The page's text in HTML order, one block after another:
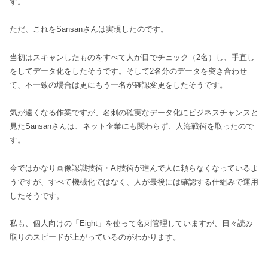
ただ、これをSansanさんは実現したのです。
当初はスキャンしたものをすべて人が目でチェック（2名）し、手直し
をしてデータ化をしたそうです。そして2名分のデータを突き合わせ
て、不一致の場合は更にもう一名が確認変更をしたそうです。
気が遠くなる作業ですが、名刺の確実なデータ化にビジネスチャンスと
見たSansanさんは、ネット企業にも関わらず、人海戦術を取ったので
す。
今ではかなり画像認識技術・AI技術が進んで人に頼らなくなっているよ
うですが、すべて機械化ではなく、人が最後には確認する仕組みで運用
したそうです。
私も、個人向けの「Eight」を使って名刺管理していますが、日々読み
取りのスピードが上がっているのがわかります。